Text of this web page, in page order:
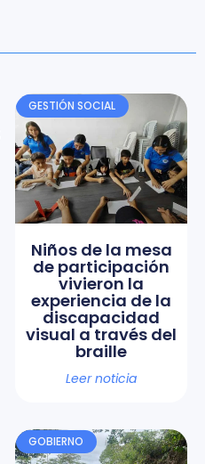
GESTIÓN SOCIAL
Niños de la mesa
de participación
vivieron la
experiencia de la
discapacidad
visual a través del
braille
Leer noticia
GOBIERNO